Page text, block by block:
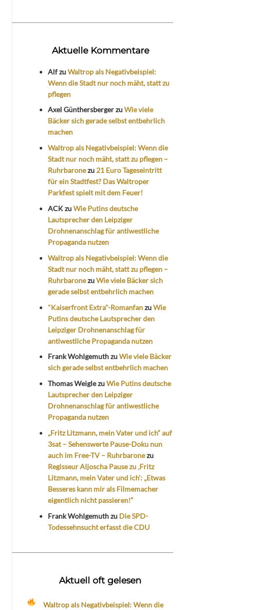
Aktuelle Kommentare
AlfzuWaltrop als Negativbeispiel:
Wenn die Stadt nur noch mäht, statt zu
pflegen
Axel GünthersbergerzuWie viele
Bäcker sich gerade selbst entbehrlich
machen
Waltrop als Negativbeispiel: Wenn die
Stadt nur noch mäht, statt zu pflegen –
Ruhrbaronezu 21 Euro Tageseintritt
für ein Stadtfest? Das Waltroper
Parkfest spielt mit dem Feuer!
ACKzuWie Putins deutsche
Lautsprecher den Leipziger
Drohnenanschlag für antiwestliche
Propaganda nutzen
Waltrop als Negativbeispiel: Wenn die
Stadt nur noch mäht, statt zu pflegen –
RuhrbaronezuWie viele Bäcker sich
gerade selbst entbehrlich machen
"Kaiserfront Extra"-RomanfanzuWie
Putins deutsche Lautsprecher den
Leipziger Drohnenanschlag für
antiwestliche Propaganda nutzen
Frank WohlgemuthzuWie viele Bäcker
sich gerade selbst entbehrlich machen
Thomas WeiglezuWie Putins deutsche
Lautsprecher den Leipziger
Drohnenanschlag für antiwestliche
Propaganda nutzen
„Fritz Litzmann, mein Vater und ich“ auf
3sat – Sehenswerte Pause-Doku nun
auch im Free-TV – Ruhrbaronezu
Regisseur Aljoscha Pause zu ‚Fritz
Litzmann, mein Vater und ich‘: „Etwas
Besseres kann mir als Filmemacher
eigentlich nicht passieren!“
Frank Wohlgemuthzu Die SPD-
Todessehnsucht erfasst die CDU
Aktuell oft gelesen
Waltrop als Negativbeispiel: Wenn die